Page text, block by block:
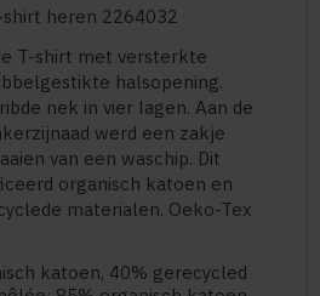
heren 2264032
T-shirt met versterkte
halsopening.
nek in vier lagen. Aan de
werd een zakje
van een waschip. Dit
organisch katoen en
materialen. Oeko-Tex
katoen, 40% gerecycled